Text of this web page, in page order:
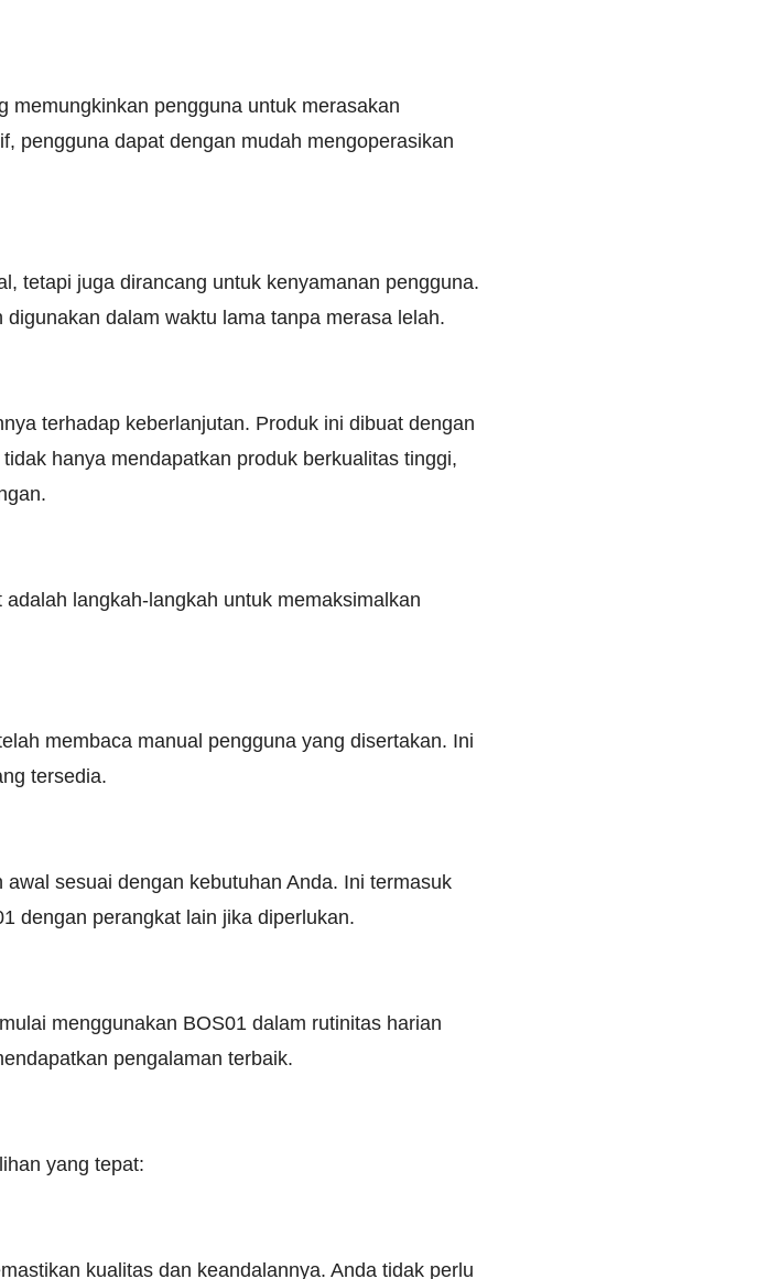
memungkinkan pengguna untuk merasakan
pengguna dapat dengan mudah mengoperasikan
tetapi juga dirancang untuk kenyamanan pengguna.
dalam waktu lama tanpa merasa lelah.
terhadap keberlanjutan. Produk ini dibuat dengan
hanya mendapatkan produk berkualitas tinggi,
langkah-langkah untuk memaksimalkan
membaca manual pengguna yang disertakan. Ini
tersedia.
sesuai dengan kebutuhan Anda. Ini termasuk
dengan perangkat lain jika diperlukan.
menggunakan BOS01 dalam rutinitas harian
pengalaman terbaik.
yang tepat:
kualitas dan keandalannya. Anda tidak perlu